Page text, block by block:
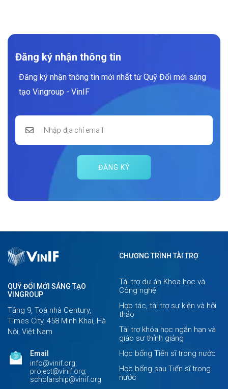
Đăng ký nhận thông tin
Đăng ký nhận thông tin mới nhất từ Quỹ Đổi mới sáng
tạo Vingroup - VinIF
ĐĂNG KÝ
QUỸ ĐỔI MỚI SÁNG TẠO
VINGROUP
Tầng 9, Toà nhà Century,
Times City, 458 Minh Khai, Hà
Nội, Việt Nam
Email
info@vinif.org;
project@vinif.org;
scholarship@vinif.org
CHƯƠNG TRÌNH TÀI TRỢ
Tài trợ dự án Khoa học và
Công nghệ
Hợp tác, tài trợ sự kiện và hội
thảo
Tài trợ khóa học ngắn hạn và
giáo sư thỉnh giảng
Học bổng Tiến sĩ trong nước
Học bổng sau Tiến sĩ trong
nước